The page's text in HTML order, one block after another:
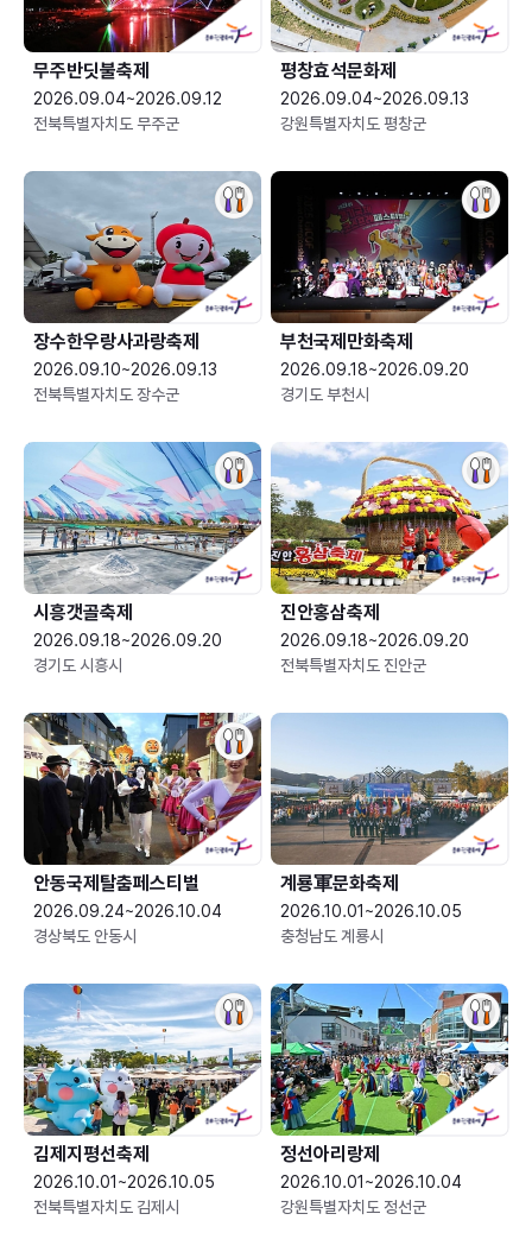
무주반딧불축제
2026.09.04~2026.09.12
전북특별자치도 무주군
평창효석문화제
2026.09.04~2026.09.13
강원특별자치도 평창군
장수한우랑사과랑축제
2026.09.10~2026.09.13
전북특별자치도 장수군
부천국제만화축제
2026.09.18~2026.09.20
경기도 부천시
시흥갯골축제
2026.09.18~2026.09.20
경기도 시흥시
진안홍삼축제
2026.09.18~2026.09.20
전북특별자치도 진안군
안동국제탈춤페스티벌
2026.09.24~2026.10.04
경상북도 안동시
2026.10.01~2026.10.05
충청남도 계룡시
김제지평선축제
2026.10.01~2026.10.05
전북특별자치도 김제시
정선아리랑제
2026.10.01~2026.10.04
강원특별자치도 정선군